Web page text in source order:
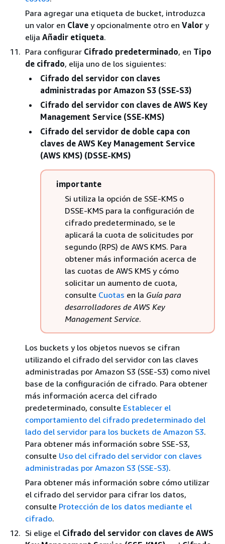
Para agregar una etiqueta de bucket, introduzca
un valor en Clave y opcionalmente otro en Valor y
elija Añadir etiqueta.
Para configurar Cifrado predeterminado, en Tipo
de cifrado, elija uno de los siguientes:
Cifrado del servidor con claves
administradas por Amazon S3 (SSE-S3)
Cifrado del servidor con claves de AWS Key
Management Service (SSE-KMS)
Cifrado del servidor de doble capa con
claves de AWS Key Management Service
(AWS KMS) (DSSE-KMS)
importante
Si utiliza la opción de SSE-KMS o
DSSE-KMS para la configuración de
cifrado predeterminado, se le
aplicará la cuota de solicitudes por
segundo (RPS) de AWS KMS. Para
obtener más información acerca de
las cuotas de AWS KMS y cómo
solicitar un aumento de cuota,
consulte Cuotas en la Guía para
desarrolladores de AWS Key
Management Service.
Los buckets y los objetos nuevos se cifran
utilizando el cifrado del servidor con las claves
administradas por Amazon S3 (SSE-S3) como nivel
base de la configuración de cifrado. Para obtener
más información acerca del cifrado
predeterminado, consulte Establecer el
comportamiento del cifrado predeterminado del
lado del servidor para los buckets de Amazon S3.
Para obtener más información sobre SSE-S3,
consulte Uso del cifrado del servidor con claves
administradas por Amazon S3 (SSE-S3).
Para obtener más información sobre cómo utilizar
el cifrado del servidor para cifrar los datos,
consulte Protección de los datos mediante el
cifrado.
Si elige el Cifrado del servidor con claves de AWS